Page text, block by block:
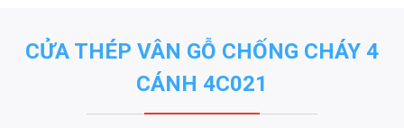
CỬA THÉP VÂN GỖ CHỐNG CHÁY 4
CÁNH 4C021